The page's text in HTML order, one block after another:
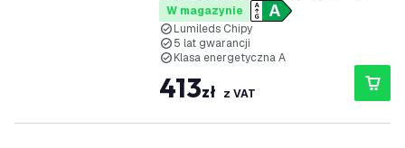
192lm/W - 4000K - IP65 -
Możliwość ściemniania - 5 lat
gwarancji
W magazynie
Lumileds Chipy
5 lat gwarancji
Klasa energetyczna A
413zł z VAT